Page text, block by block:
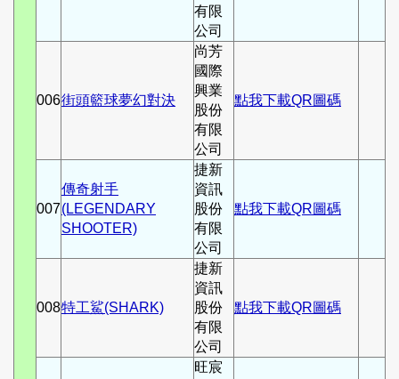
有限
公司
006街頭籃球夢幻對決
尚芳
國際
興業
股份
有限
公司
點我下載QR圖碼
007
傳奇射手
(LEGENDARY
SHOOTER)
捷新
資訊
股份
有限
公司
點我下載QR圖碼
008特工鯊(SHARK)
捷新
資訊
股份
有限
公司
點我下載QR圖碼
旺宸